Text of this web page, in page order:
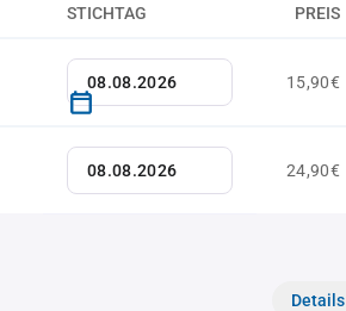
STICHTAG PREIS
15,90€
24,90€
Details